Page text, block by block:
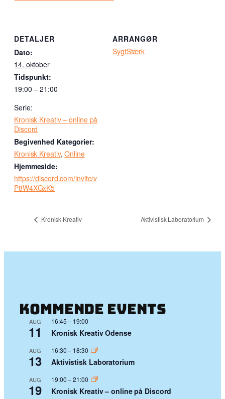
DETALJER
Dato:
14. oktober
Tidspunkt:
19:00 – 21:00
Serie:
Kronisk Kreativ – online på
Discord
Begivenhed Kategorier:
Kronisk Kreativ,Online
Hjemmeside:
https://discord.com/invite/v
P8W4XGxK5
ARRANGØR
SygtStærk
Kronisk Kreativ Aktivistisk Laboratorium
Kommende events
AUG
11
16:45– 19:00
Kronisk Kreativ Odense
AUG
13
16:30– 18:30
Aktivistisk Laboratorium
AUG
19
19:00–21:00
Kronisk Kreativ – online på Discord